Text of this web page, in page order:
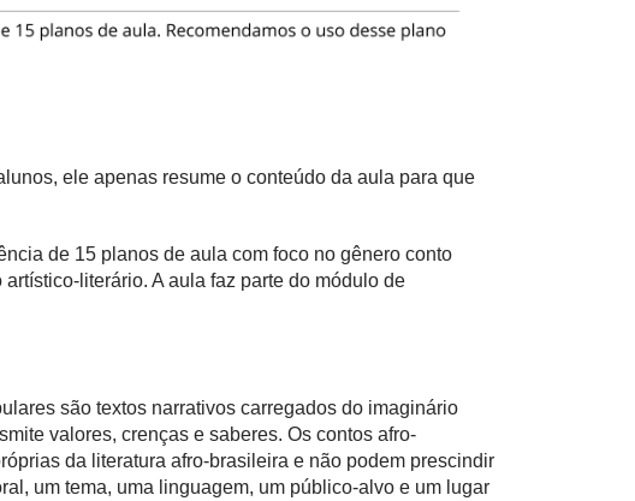
ele apenas resume o conteúdo da aula para que
de 15 planos de aula com foco no gênero conto
literário. A aula faz parte do módulo de
são textos narrativos carregados do imaginário
valores, crenças e saberes. Os contos afro-
da literatura afro-brasileira e não podem prescindir
um tema, uma linguagem, um público-alvo e um lugar